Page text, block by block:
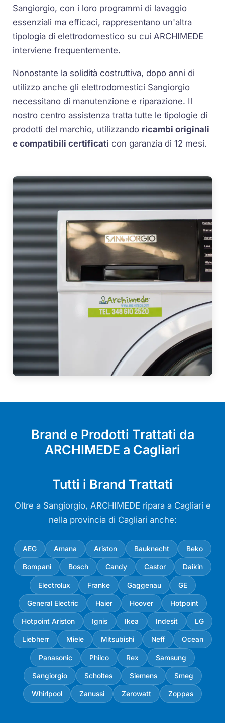
Sangiorgio, con i loro programmi di lavaggio
essenziali ma efficaci, rappresentano un'altra
tipologia di elettrodomestico su cui ARCHIMEDE
interviene frequentemente.
Nonostante la solidità costruttiva, dopo anni di
utilizzo anche gli elettrodomestici Sangiorgio
necessitano di manutenzione e riparazione. Il
nostro centro assistenza tratta tutte le tipologie di
prodotti del marchio, utilizzando ricambi originali
e compatibili certificati con garanzia di 12 mesi.
Brand e Prodotti Trattati da
ARCHIMEDE a Cagliari
Tutti i Brand Trattati
Oltre a Sangiorgio, ARCHIMEDE ripara a Cagliari e
nella provincia di Cagliari anche:
AEG Amana Ariston Bauknecht Beko
Bompani Bosch Candy Castor Daikin
Electrolux Franke Gaggenau GE
General Electric Haier Hoover Hotpoint
Hotpoint Ariston Ignis Ikea Indesit LG
Liebherr Miele Mitsubishi Neff Ocean
Panasonic Philco Rex Samsung
Sangiorgio Scholtes Siemens Smeg
Whirlpool Zanussi Zerowatt Zoppas